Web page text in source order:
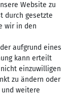
Website zu
durch gesetzte
wir in den
aufgrund eines
kann erteilt
einzuwilligen
zu ändern oder
und weitere